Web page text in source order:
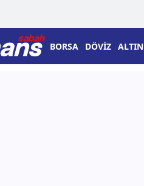
BORSA DÖVİZ ALTIN